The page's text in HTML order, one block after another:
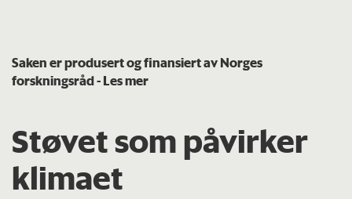
Saken er produsert og finansiert av Norges
forskningsråd- Les mer
Støvet som påvirker
klimaet